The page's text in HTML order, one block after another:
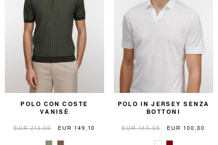
POLO CON COSTE
VANISÈ
EUR 213,00 EUR 149,10
POLO IN JERSEY SENZA
BOTTONI
EUR 144,00 EUR 100,80